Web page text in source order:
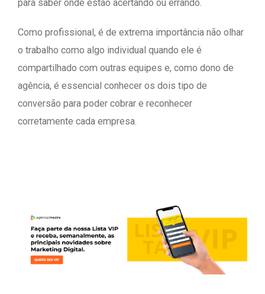
para saber onde estão acertando ou errando.
Como profissional, é de extrema importância não olhar
o trabalho como algo individual quando ele é
compartilhado com outras equipes e, como dono de
agência, é essencial conhecer os dois tipo de
conversão para poder cobrar e reconhecer
corretamente cada empresa.